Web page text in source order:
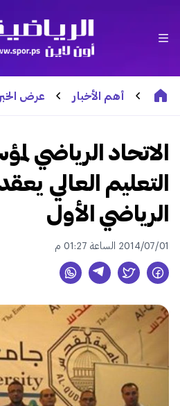
أهم الأخبار عرض الخبر
الاتحاد الرياضي
التعليم العالي
الرياضي الأول
2014/07/01 الساعة 01:27 م